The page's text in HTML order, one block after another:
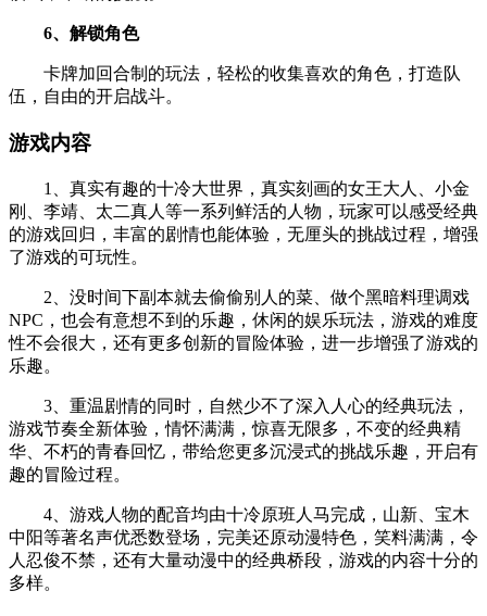
6、解锁角色
卡牌加回合制的玩法，轻松的收集喜欢的角色，打造队
伍，自由的开启战斗。
游戏内容
1、真实有趣的十冷大世界，真实刻画的女王大人、小金
刚、李靖、太二真人等一系列鲜活的人物，玩家可以感受经典
的游戏回归，丰富的剧情也能体验，无厘头的挑战过程，增强
了游戏的可玩性。
2、没时间下副本就去偷偷别人的菜、做个黑暗料理调戏
NPC，也会有意想不到的乐趣，休闲的娱乐玩法，游戏的难度
性不会很大，还有更多创新的冒险体验，进一步增强了游戏的
乐趣。
3、重温剧情的同时，自然少不了深入人心的经典玩法，
游戏节奏全新体验，情怀满满，惊喜无限多，不变的经典精
华、不朽的青春回忆，带给您更多沉浸式的挑战乐趣，开启有
趣的冒险过程。
4、游戏人物的配音均由十冷原班人马完成，山新、宝木
中阳等著名声优悉数登场，完美还原动漫特色，笑料满满，令
人忍俊不禁，还有大量动漫中的经典桥段，游戏的内容十分的
多样。